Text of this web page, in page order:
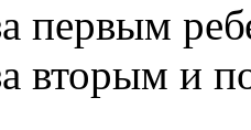
первым
вторым и